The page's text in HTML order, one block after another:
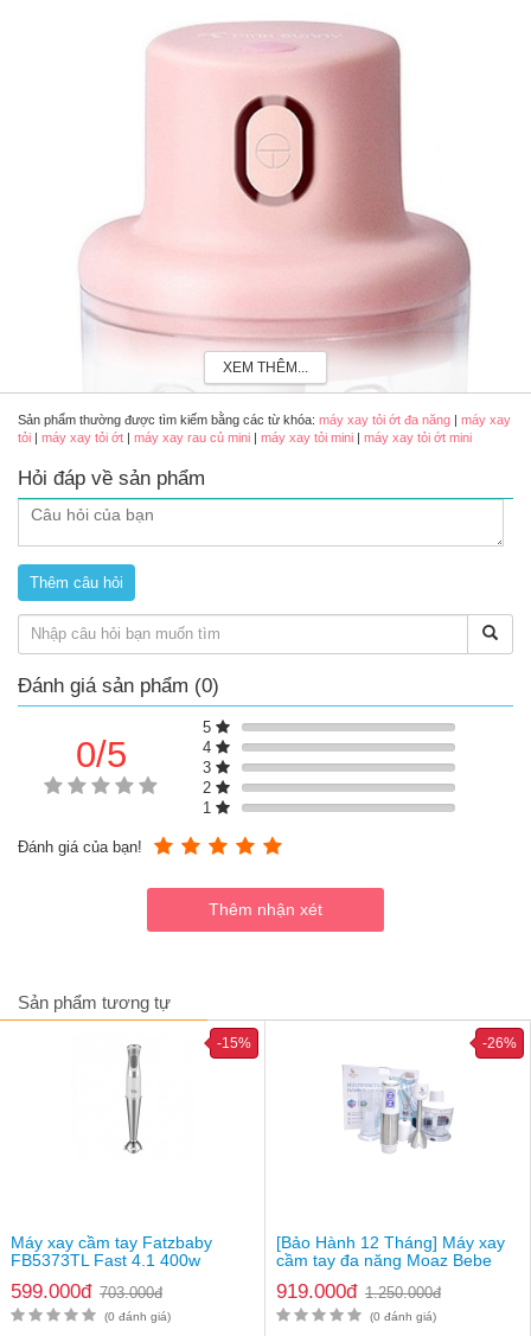
Máy xay tỏi ớt đa năng mini có sạc pin
Review máy xay tỏi ớt đa năng bằng pin có tốt không?
Máy xay tỏi và các loại thức ăn không cần dùng sức. chỉ cần
1 nút bấm, pin sạc điện qua cổng usb nhỏ gọn có thể mang
theo bất cứ đâu
Máy có thể sử dụng trong 1 tháng chỉ cần 1 lần sạc pin 3 giờ
(có thể cắm vào mày tính hoặc pin sạc dự phòng để sạc)
XEM THÊM...
Sản phẩm thường được tìm kiếm bằng các từ khóa: máy xay tỏi ớt đa năng | máy xay
tỏi | máy xay tỏi ớt | máy xay rau củ mini | máy xay tỏi mini | máy xay tỏi ớt mini
Hỏi đáp về sản phẩm
Đánh giá sản phẩm (0)
0/5
5
4
3
2
1
Đánh giá của bạn!
Sản phẩm tương tự
Máy xay cầm tay Fatzbaby
FB5373TL Fast 4.1 400w
599.000đ 703.000đ
-15%
(0 đánh giá)
[Bảo Hành 12 Tháng] Máy xay
cầm tay đa năng Moaz Bebe
919.000đ 1.250.000đ
-26%
(0 đánh giá)